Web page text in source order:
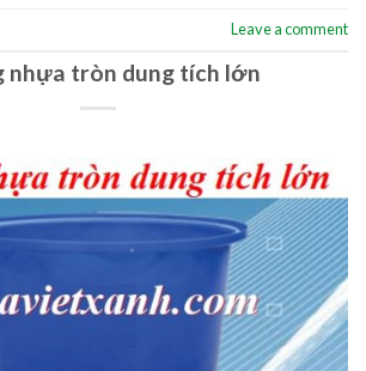
Leave a comment
nhựa tròn dung tích lớn